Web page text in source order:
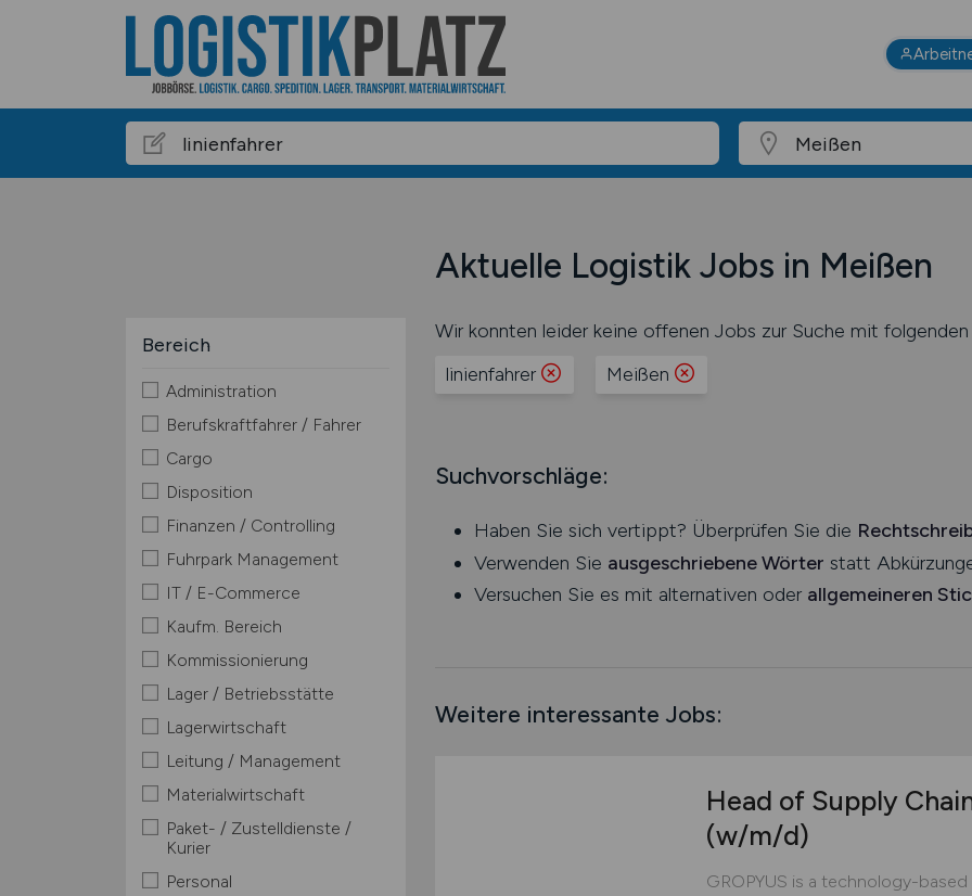
Aktuelle Logistik Jobs in Meißen
Bereich
Administration
Berufskraftfahrer / Fahrer
Cargo
Disposition
Finanzen / Controlling
Fuhrpark Management
IT / E-Commerce
Kaufm. Bereich
Kommissionierung
Lager / Betriebsstätte
Lagerwirtschaft
Leitung / Management
Materialwirtschaft
Paket- / Zustelldienste /
Kurier
Personal
Wir konnten leider keine offenen Jobs zur Suche mit
linienfahrer
Meißen
Suchvorschläge:
Haben Sie sich vertippt? Überprüfen Sie die
Verwenden Sie ausgeschriebene Wörter statt
Versuchen Sie es mit alternativen oder allgemeineren
Weitere interessante Jobs:
Head of Supply
(w/m/d)
GROPYUS is a technology-